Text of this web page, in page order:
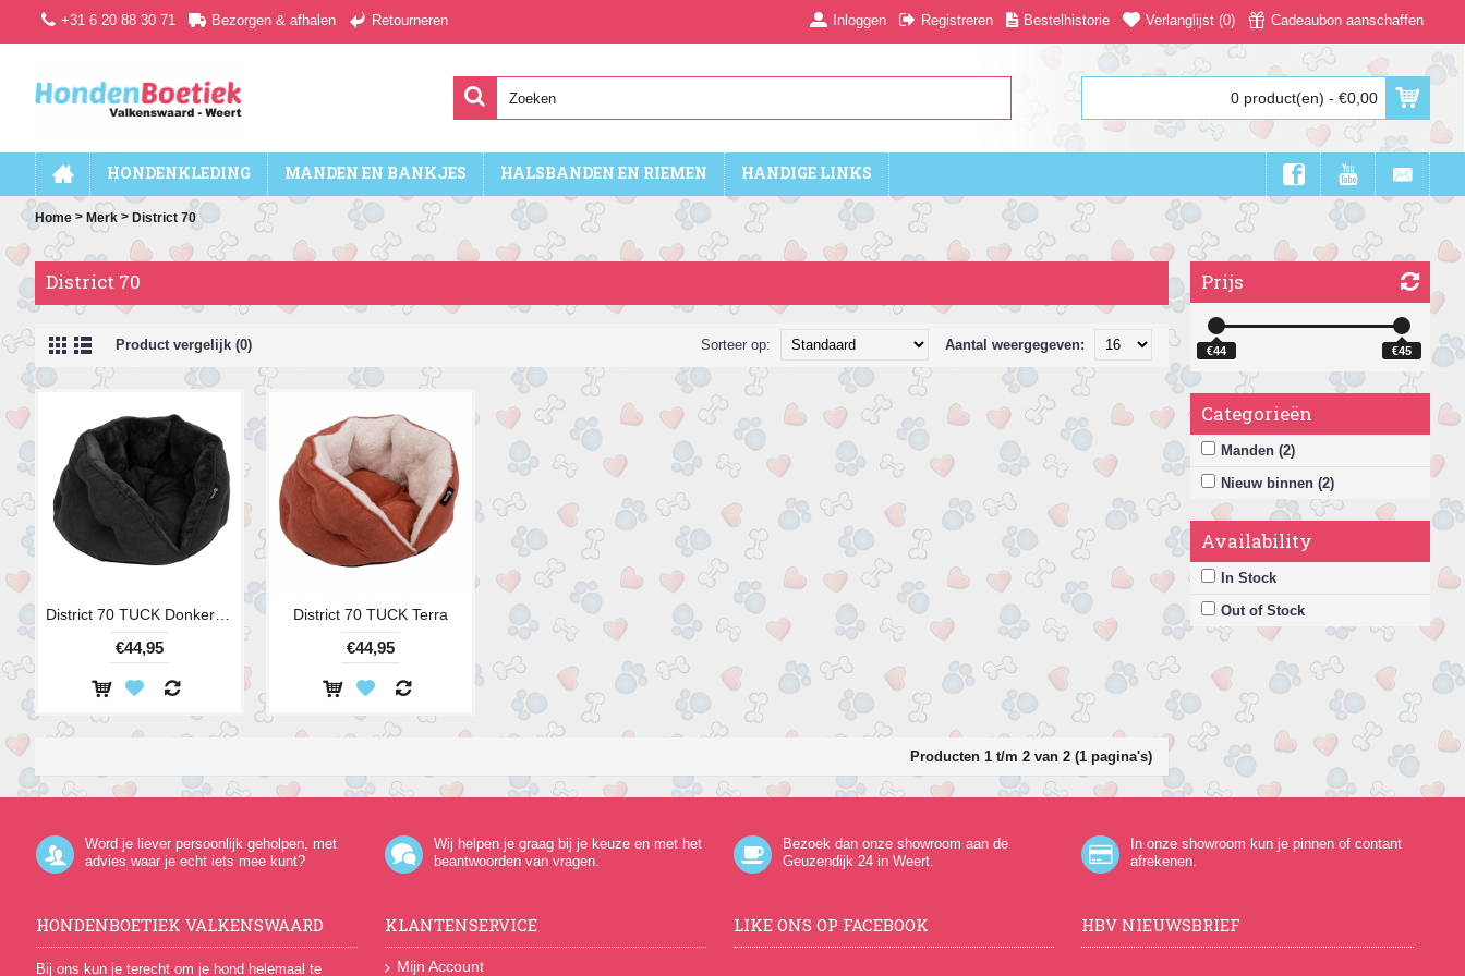
+31 6 20 88 30 71 Bezorgen & afhalen Retourneren Inloggen Registreren Bestelhistorie Verlanglijst (0) Cadeaubon aanschaffen
0 product(en) - €0,00
HONDENKLEDING MANDEN EN BANKJES HALSBANDEN EN RIEMEN HANDIGE LINKS
Home > Merk > District 70
Prijs
€44 €45
Categorieën
Manden (2)
Nieuw binnen (2)
Availability
In Stock
Out of Stock
District 70
Product vergelijk (0) Aantal weergegeven:
Sorteer op:
€44,95
District 70 TUCK Terra
€44,95
Producten 1 t/m 2 van 2 (1 pagina's)
Word je liever persoonlijk geholpen, met
advies waar je echt iets mee kunt?
Wij helpen je graag bij je keuze en met het
beantwoorden van vragen.
Bezoek dan onze showroom aan de
Geuzendijk 24in Weert.
In onze showroom kun je pinnen of contant
afrekenen.
HONDENBOETIEK VALKENSWAARD
Bij ons kun je terecht om je hond helemaal te
KLANTENSERVICE
Mijn Account
LIKE ONS OP FACEBOOK HBV NIEUWSBRIEF